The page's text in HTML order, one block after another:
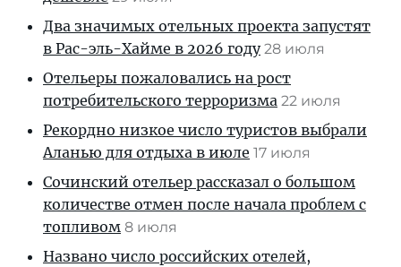
Два значимых отельных проекта запустят
в Рас-эль-Хайме в 2026 году 28 июля
Отельеры пожаловались на рост
потребительского терроризма 22 июля
Рекордно низкое число туристов выбрали
Аланью для отдыха в июле 17 июля
Сочинский отельер рассказал о большом
количестве отмен после начала проблем с
топливом 8 июля
Названо число российских отелей,